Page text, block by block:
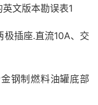
文版本勘误表1
插座.直流10A、交
钢制燃料油罐底部